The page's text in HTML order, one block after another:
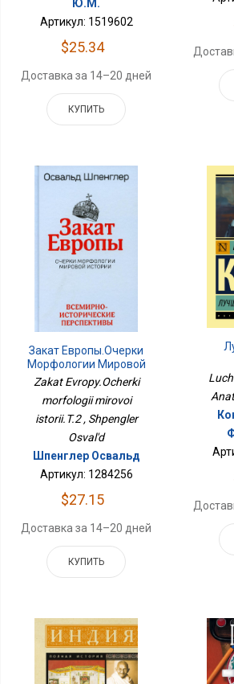
Ю.М.
Артикул: 1519602
$25.34
Доставка за 14–20 дней
КУПИТЬ
Закат Европы.Очерки
Морфологии Мировой
Истории.Т.2
Zakat Evropy.Ocherki
morfologii mirovoi
istorii.T.2 , Shpengler
Osval'd
Шпенглер Освальд
Артикул: 1284256
$27.15
Доставка за 14–20 дней
КУПИТЬ